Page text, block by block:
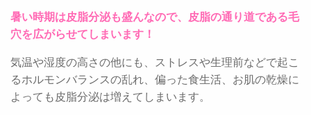
暑い時期は皮脂分泌も盛んなので、皮脂の通り道である毛
穴を広がらせてしまいます！
気温や湿度の高さの他にも、ストレスや生理前などで起こ
るホルモンバランスの乱れ、偏った食生活、お肌の乾燥に
よっても皮脂分泌は増えてしまいます。